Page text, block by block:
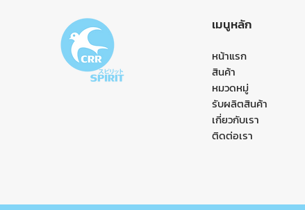
เมนูหลัก
หน้าแรก
สินค้า
หมวดหมู่
รับผลิตสินค้า
เกี่ยวกับเรา
ติดต่อเรา